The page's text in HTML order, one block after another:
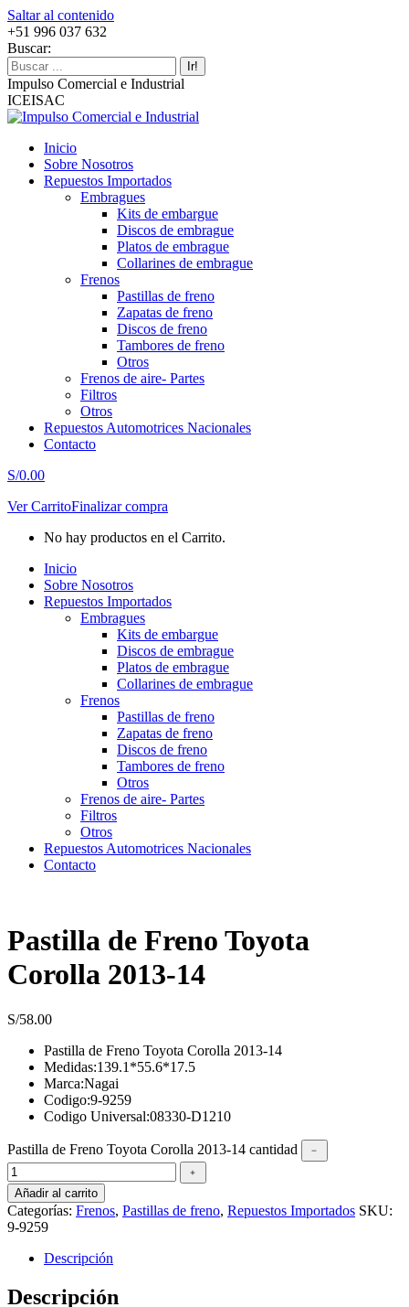
Saltar al contenido
+51 996 037 632
Buscar:
Impulso Comercial e Industrial
ICEISAC
Inicio
Sobre Nosotros
Repuestos Importados
Embragues
Kits de embargue
Discos de embrague
Platos de embrague
Collarines de embrague
Frenos
Pastillas de freno
Zapatas de freno
Discos de freno
Tambores de freno
Otros
Frenos de aire- Partes
Filtros
Otros
Repuestos Automotrices Nacionales
Contacto
S/0.00
Ver CarritoFinalizar compra
No hay productos en el Carrito.
Inicio
Sobre Nosotros
Repuestos Importados
Embragues
Kits de embargue
Discos de embrague
Platos de embrague
Collarines de embrague
Frenos
Pastillas de freno
Zapatas de freno
Discos de freno
Tambores de freno
Otros
Frenos de aire- Partes
Filtros
Otros
Repuestos Automotrices Nacionales
Contacto
Pastilla de Freno Toyota
Corolla 2013-14
S/58.00
Pastilla de Freno Toyota Corolla 2013-14
Medidas:139.1*55.6*17.5
Marca:Nagai
Codigo:9-9259
Codigo Universal:08330-D1210
Pastilla de Freno Toyota Corolla 2013-14 cantidad
﹣
﹢
Añadir al carrito
Categorías: Frenos, Pastillas de freno, Repuestos Importados SKU:
9-9259
Descripción
Descripción